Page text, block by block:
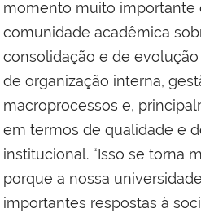
momento muito importante
comunidade acadêmica
consolidação e de
de organização interna,
macroprocessos e,
em termos de qualidade e
institucional. “Isso se torna
porque a nossa
importantes respostas à